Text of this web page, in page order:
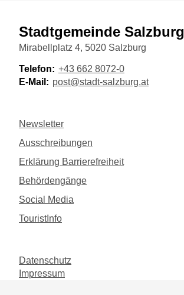
Stadtgemeinde Salzburg
Mirabellplatz 4, 5020 Salzburg
Telefon: +43 662 8072-0
E-Mail: post@stadt-salzburg.at
Newsletter
Ausschreibungen
Erklärung Barrierefreiheit
Behördengänge
Social Media
TouristInfo
Datenschutz
Impressum